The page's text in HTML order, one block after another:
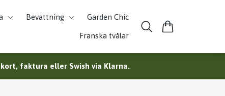
Bevattning Garden Chic
Franska tvålar
faktura eller Swish via Klarna.